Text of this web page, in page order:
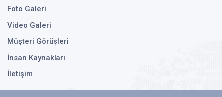
Foto Galeri
Video Galeri
Müşteri Görüşleri
İnsan Kaynakları
İletişim